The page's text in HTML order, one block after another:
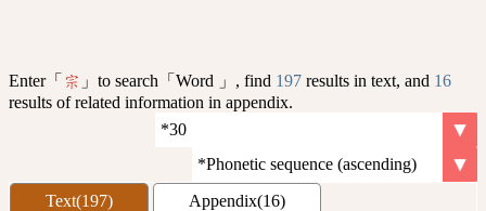
Enter「 宗 」to search「Word 」, find 197 results in text, and 16
results of related information in appendix.
Text(197) Appendix(16)